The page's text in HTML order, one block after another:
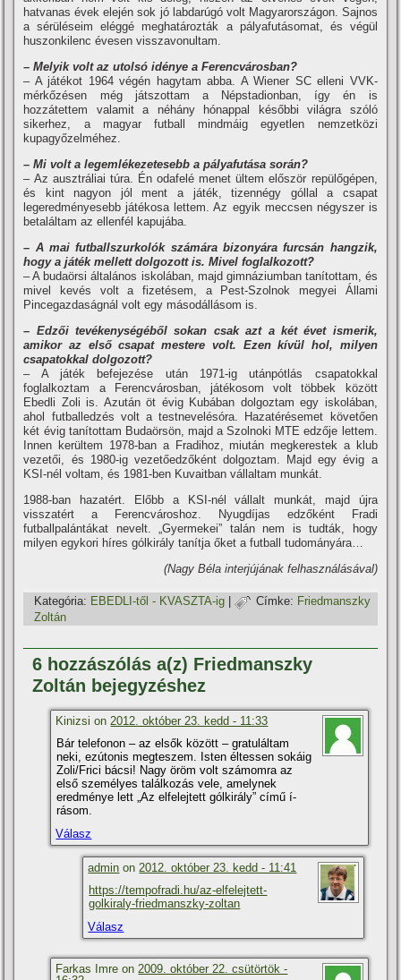
hatvanas évek elején sok jó labdarúgó volt Magyarországon. Sajnos
a sérüléseim eléggé meghatározták a pályafutásomat, és végül
huszonkilenc évesen visszavonultam.
– Melyik volt az utolsó idénye a Ferencvárosban?
– A játékot 1964 végén hagytam abba. A Wiener SC elleni VVK-
mérkőzésen még játszottam a Népstadionban, í­gy én is
hozzátettem valamit a néhány hónappal későbbi világra szóló
sikerhez, a magyar futball mindmáig egyetlen nemzetközi
kupagyőzelméhez.
– Mi volt a legemlékezetesebb a pályafutása során?
– Az ausztráliai túra. Én odafelé menet ültem először repülőgépen,
és kint nagyon jól ment a játék, tizennégy góllal a csapat
legeredményesebb játékosa lettem. Az egyik meccsen négyszer is
betaláltam az ellenfél kapujába.
– A mai futballszurkolók számára bizonyára furcsán hangzik,
hogy a játék mellett dolgozott is. Mivel foglalkozott?
– A budaörsi általános iskolában, majd gimnáziumban taní­tottam, és
mivel kevés volt a fizetésem, a Pest-Szolnok megyei Állami
Pincegazdaságnál volt egy másodállásom is.
– Edzői tevékenységéből sokan csak azt a két évet ismerik,
amikor az első csapat mestere volt. Ezen kí­vül hol, milyen
csapatokkal dolgozott?
– A játék befejezése után 1971-ig utánpótlás csapatokkal
foglalkoztam a Ferencvárosban, játékosom volt többek között
Ebedli Zoli is. Azután öt évig Kubában dolgoztam egy iskolában,
ahol futballedzés volt a testnevelésóra. Hazatérésemet követően
két évig taní­tottam Budaörsön, majd a Szolnoki MTE edzője lettem.
Innen kerültem 1978-ban a Fradihoz, miután megkerestek a klub
vezetői, és 1980-ig vezetőedzőként dolgoztam. Majd egy évig a
KSI-nél voltam, és 1981-ben Kuvaitban vállaltam munkát.
1988-ban hazatért. Előbb a KSI-nél vállalt munkát, majd újra
visszatért a Ferencvároshoz. Nyugdí­jas edzőként Fradi
futballpalántákat nevelt. „Gyermekei” talán nem is tudták, hogy
milyen egykori hí­res gólkirály taní­tja őket a futball tudományára…
(Nagy Béla interjújának felhasználásával)
Kategória: EBEDLI-től - KVASZTA-ig | Címke: Friedmanszky
Zoltán
6 hozzászólás a(z) Friedmanszky
Zoltán bejegyzéshez
Kinizsi on2012. október 23. kedd - 11:33
Bár telefonon – az elsők között – gratuláltam
neki, ezútonis megteszem. Isten éltessen sokáig
Zoli/Frici bácsi! Nagy öröm volt számomra az
első személyes találkozás vele, amelynek
eredménye lett „Az elfelejtett gólkirály” cí­mű í­
rásom.
Válasz
admin on 2012. október 23. kedd - 11:41
https://tempofradi.hu/az-elfelejtett-
golkiraly-friedmanszky-zoltan
Válasz
Farkas Imre on2009. október 22. csütörtök -